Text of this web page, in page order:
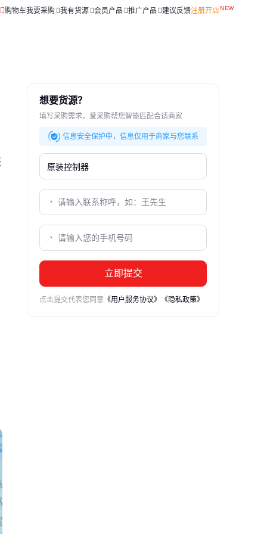
购物车我要采购 我有货源 会员产品 推广产品 建议反馈注册开店
想要货源？
填写采购需求，爱采购帮您智能匹配合适商家
信息安全保护中，信息仅用于商家与您联系
立即提交
点击提交代表您同意 《用户服务协议》 《隐私政策》